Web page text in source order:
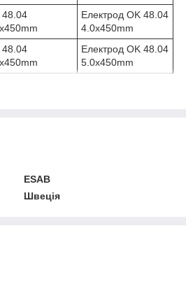
48.04
Електрод OK 48.04
4.0x450mm
48.04
Електрод OK 48.04
5.0x450mm
ESAB
Швеція